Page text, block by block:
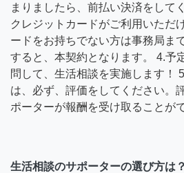
まりましたら、前払い決済をして
クレジットカードがご利用いただ
ードをお持ちでない方は事務局ま
すると、本契約となります。 4.予
問して、生活相談を実施します！
は、必ず、評価をしてください。
ポーターが報酬を受け取ることが
生活相談のサポーターの選び方は？